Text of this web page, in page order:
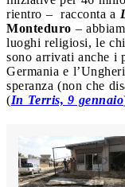
rientro – racconta a
Monteduro –
luoghi religiosi, le
sono arrivati anche i
Germania e
speranza (non che
(In Terris, 9 gennaio